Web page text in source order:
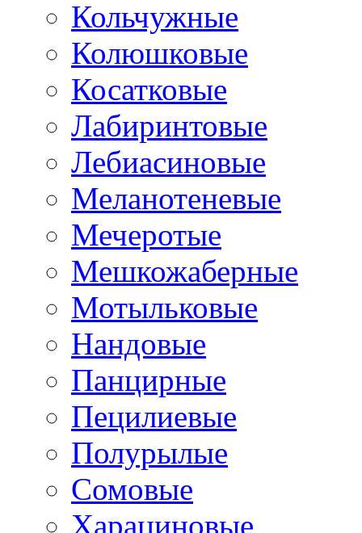
Кольчужные
Колюшковые
Косатковые
Лабиринтовые
Лебиасиновые
Меланотеневые
Мечеротые
Мешкожаберные
Мотыльковые
Нандовые
Панцирные
Пецилиевые
Полурылые
Сомовые
Харациновые